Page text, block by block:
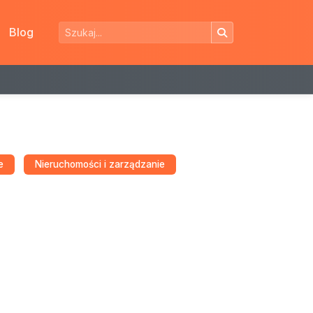
Blog
Nieruchomości i zarządzanie